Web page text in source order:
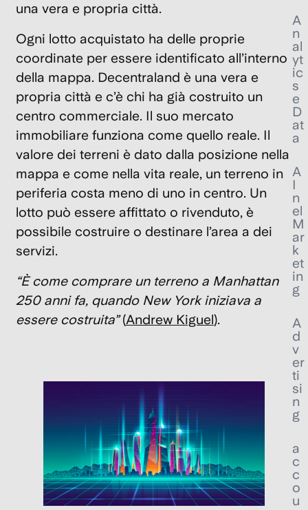
una vera e propria città.
Ogni lotto acquistato ha delle proprie
coordinate per essere identificato all’interno
della mappa. Decentraland è una vera e
propria città e c’è chi ha già costruito un
centro commerciale. Il suo mercato
immobiliare funziona come quello reale. Il
valore dei terreni è dato dalla posizione nella
mappa e come nella vita reale, un terreno in
periferia costa meno di uno in centro. Un
lotto può essere affittato o rivenduto, è
possibile costruire o destinare l’area a dei
servizi.
“È come comprare un terreno a Manhattan
250 anni fa, quando New York iniziava a
essere costruita”(Andrew Kiguel).
A
n
al
yt
ic
s
e
D
at
a
A
I
n
el
M
ar
k
et
in
g
A
d
v
er
ti
si
n
g
a
c
c
o
u